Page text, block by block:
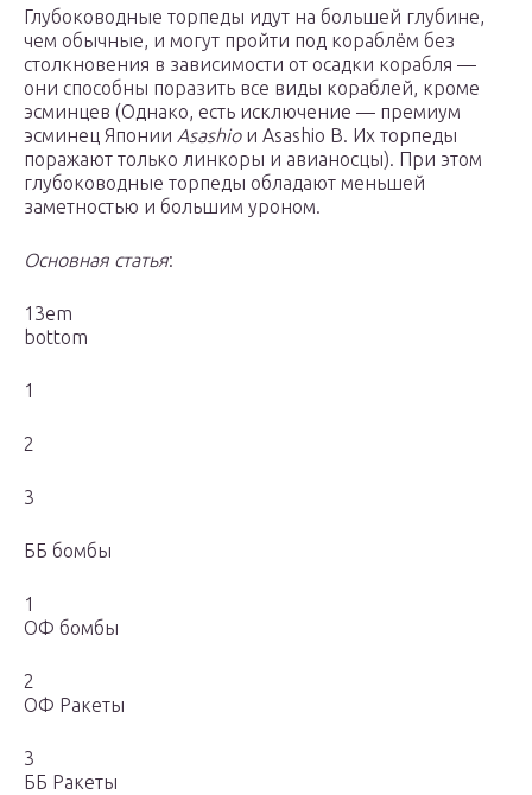
Глубоководные торпеды идут на большей глубине,
чем обычные, и могут пройти под кораблём без
столкновения в зависимости от осадки корабля —
они способны поразить все виды кораблей, кроме
эсминцев (Однако, есть исключение — премиум
эсминец Японии Asashioи Asashio B. Их торпеды
поражают только линкоры и авианосцы). При этом
глубоководные торпеды обладают меньшей
заметностью и большим уроном.
Основная статья:
13em
bottom
1
2
3
ББ бомбы
1
ОФ бомбы
2
ОФ Ракеты
3
ББ Ракеты